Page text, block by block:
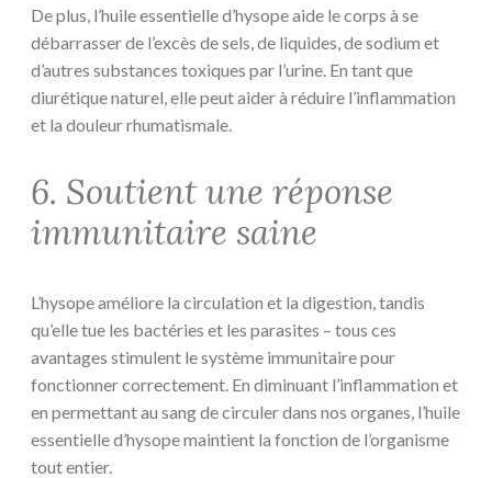
De plus, l’huile essentielle d’hysope aide le corps à se
débarrasser de l’excès de sels, de liquides, de sodium et
d’autres substances toxiques par l’urine. En tant que
diurétique naturel, elle peut aider à réduire l’inflammation
et la douleur rhumatismale.
6. Soutient une réponse
immunitaire saine
L’hysope améliore la circulation et la digestion, tandis
qu’elle tue les bactéries et les parasites – tous ces
avantages stimulent le système immunitaire pour
fonctionner correctement. En diminuant l’inflammation et
en permettant au sang de circuler dans nos organes, l’huile
essentielle d’hysope maintient la fonction de l’organisme
tout entier.